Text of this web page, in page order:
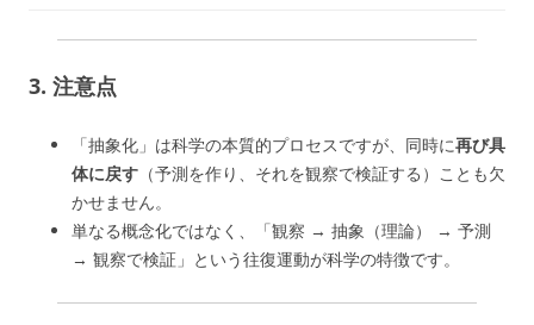
3. 注意点
「抽象化」は科学の本質的プロセスですが、同時に再び具
体に戻す （予測を作り、それを観察で検証する）ことも欠
かせません。
単なる概念化ではなく、「観察 → 抽象（理論） → 予測
→ 観察で検証」という往復運動が科学の特徴です。